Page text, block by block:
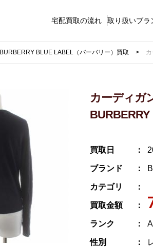
宅配買取の流れ 取り扱いブラ
BURBERRY BLUE LABEL（バーバリー）買取
カーディガ
買取日
ブランド
カテゴリ
買取金額
ランク A
性別